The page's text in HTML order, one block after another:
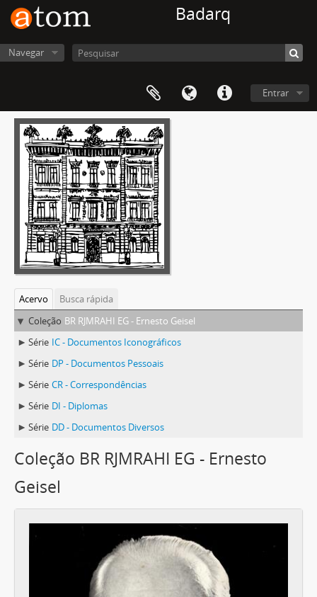
Badarq
Navegar
Entrar
Acervo
Busca rápida
Coleção BR RJMRAHI EG - Ernesto Geisel
Série IC - Documentos Iconográficos
Série DP - Documentos Pessoais
Série CR - Correspondências
Série DI - Diplomas
Série DD - Documentos Diversos
Coleção BR RJMRAHI EG - Ernesto
Geisel